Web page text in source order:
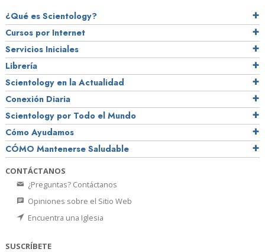
¿Qué es Scientology?
Cursos por Internet
Servicios Iniciales
Librería
Scientology en la Actualidad
Conexión Diaria
Scientology por Todo el Mundo
Cómo Ayudamos
CÓMO Mantenerse Saludable
CONTÁCTANOS
¿Preguntas? Contáctanos
Opiniones sobre el Sitio Web
Encuentra una Iglesia
SUSCRÍBETE